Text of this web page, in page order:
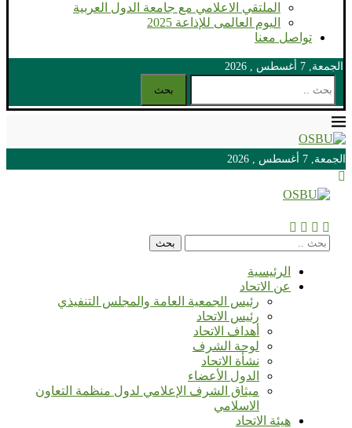
الملتقي الاعلامي مع جامعة الدول العربية
اليوم العالمى للإذاعة 2025
تواصل معنا
الجمعة, 7 أغسطس , 2026
بحث
الجمعة, 7 أغسطس , 2026
بحث
الرئيسية
عن الاتحاد
رئيس الجمعية العامة والمجلس التنفيذي
رئيس الاتحاد
أهداف الاتحاد
لوحة الشرف
نشأة الاتحاد
الدول الأعضاء
ميثاق الشرف الإعلامي لدول منظمة التعاون
الاسلامي
هيئة الاتحاد